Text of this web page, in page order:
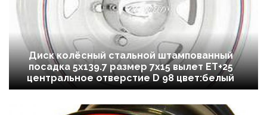
Диск колёсный стальной штампованный
посадка 5x139.7 размер 7х15 вылет ET+25
центральное отверстие D 98 цвет:белый